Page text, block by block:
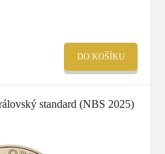
DO KOŠÍKU
standard (NBS 2025)